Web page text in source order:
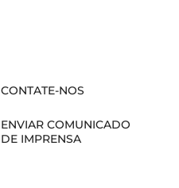
CONTATE-NOS
ENVIAR COMUNICADO
DE IMPRENSA